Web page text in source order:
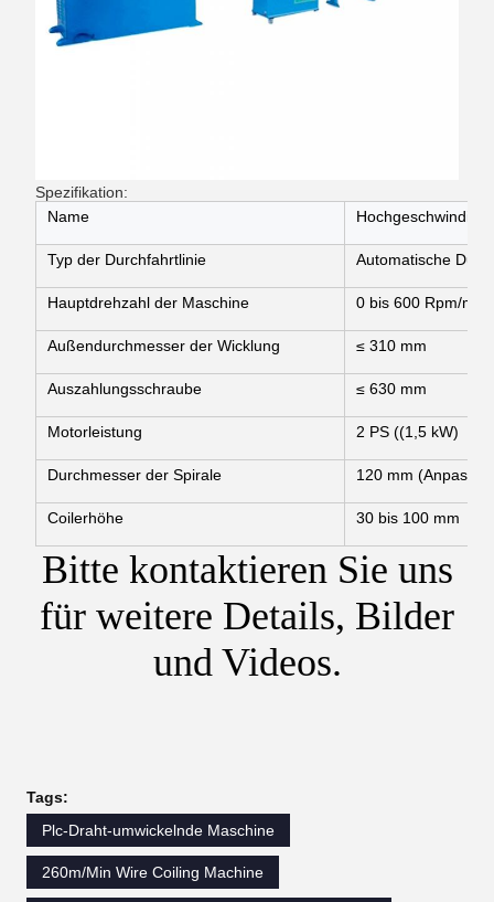
Spezifikation:
Name
Typ der Durchfahrtlinie Automatische
Hauptdrehzahl der Maschine 0 bis 600 Rpm/min
Außendurchmesser der Wicklung ≤ 310 mm
Auszahlungsschraube ≤ 630 mm
Motorleistung 2 PS ((1,5 kW)
Durchmesser der Spirale 120 mm
Coilerhöhe 30 bis 100 mm
Bitte kontaktieren Sie uns
für weitere Details, Bilder
und Videos.
Tags:
Plc-Draht-umwickelnde Maschine
260m/Min Wire Coiling Machine